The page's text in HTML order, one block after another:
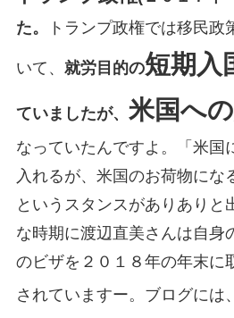
た。
トランプ政権では移民政
いて、 就労目的の短期入
ていましたが、 米国へ
なっていたんですよ。「米国
入れるが、米国のお荷物にな
というスタンスがありありと
な時期に渡辺直美さんは自
のビザを２０１８年の年末に
されていますー。ブログには、